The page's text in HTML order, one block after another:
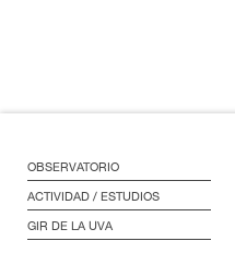
OBSERVATORIO
ACTIVIDAD / ESTUDIOS
GIR DE LA UVA